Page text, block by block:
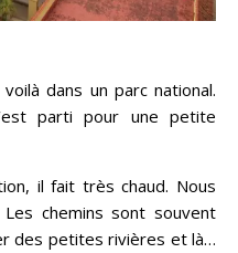
dans un parc national.
parti pour une petite
il fait très chaud. Nous
chemins sont souvent
des petites rivières et là…